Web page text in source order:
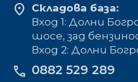
location_on
Складова база:
Вход 1: Долни
шосе, зад
Вход 2: Долни
phone 0882 529 289